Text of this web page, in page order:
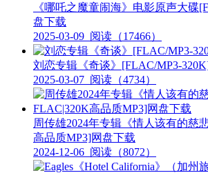
《哪吒之魔童闹海》电影原声大碟
盘下载
2025-03-09 阅读（17466）
刘恋专辑《奇谈》[FLAC/MP3-
2025-03-07 阅读（4734）
周传雄2024年专辑《情人该有的慈
高品质MP3]网盘下载
2024-12-06 阅读（8072）